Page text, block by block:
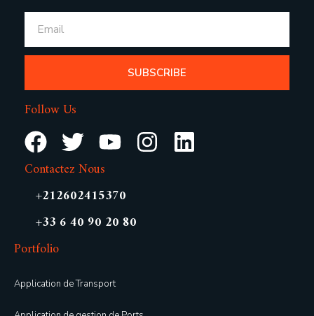
SUBSCRIBE
Follow Us
Contactez Nous
+212602415370
+33 6 40 90 20 80
Portfolio
Application de Transport